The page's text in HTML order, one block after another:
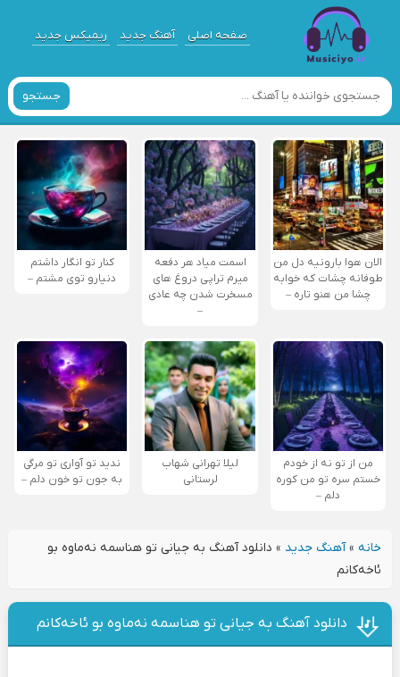
صفحه اصلی آهنگ جدید ریمیکس جدید
جستجو
الان هوا بارونیه دل من
طوفانه چشات که خوابه
چشا من هنو تاره –
اسمت میاد هر دفعه
میرم تراپی دروغ‌ های
مسخرت شدن چه عادی
–
کنار تو انگار داشتم
دنیارو توی مشتم –
من از تو نه از خودم
خستم سره تو من کوره
دلم –
لیلا تهرانی شهاب
لرستانی
ندید تو آواری تو مرگی
به جون تو خون دلم –
خانه»آهنگ جدید » دانلود آهنگ به جیانی تو هناسمه نه‌ماوه بو
ئاخه‌کانم
دانلود آهنگ به جیانی تو هناسمه نه‌ماوه بو ئاخه‌کانم